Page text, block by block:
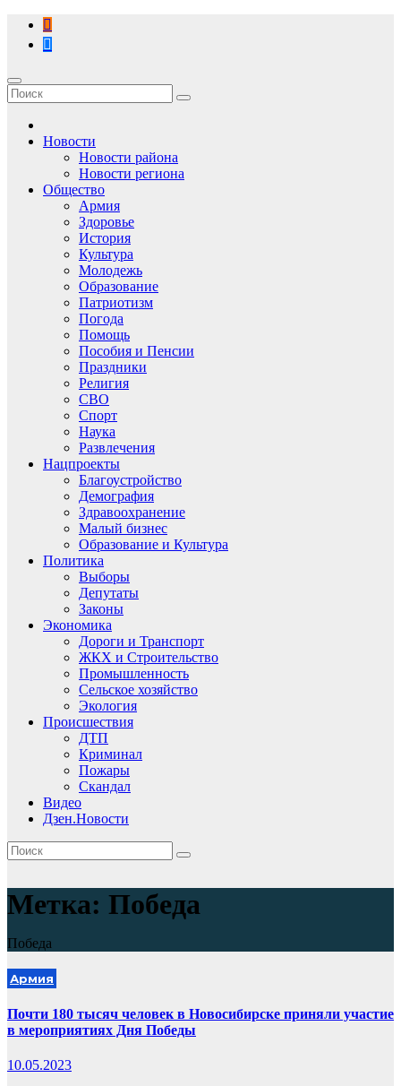
Перейти
содержимому
Новости
Новости района
Новости региона
Общество
Армия
Здоровье
История
Культура
Молодежь
Образование
Патриотизм
Погода
Помощь
Пособия и Пенсии
Праздники
Религия
СВО
Спорт
Наука
Развлечения
Нацпроекты
Благоустройство
Демография
Здравоохранение
Малый бизнес
Образование и Культура
Политика
Выборы
Депутаты
Законы
Экономика
Дороги и Транспорт
ЖКХ и Строительство
Промышленность
Сельское хозяйство
Экология
Происшествия
ДТП
Криминал
Пожары
Скандал
Видео
Дзен.Новости
Метка: Победа
Победа
Армия
Почти 180 тысяч человек в Новосибирске приняли участие
в мероприятиях Дня Победы
10.05.2023